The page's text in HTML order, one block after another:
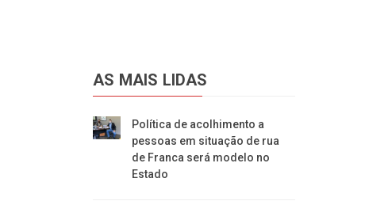
AS MAIS LIDAS
Política de acolhimento a
pessoas em situação de rua
de Franca será modelo no
Estado